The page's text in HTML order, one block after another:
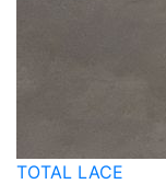
TOTAL LACE